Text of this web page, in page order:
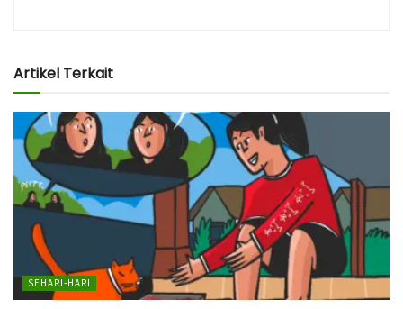
Artikel Terkait
SEHARI-HARI